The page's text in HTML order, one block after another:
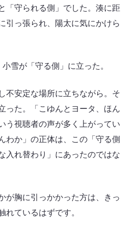
「守られる側」でした。湊に距
引っ張られ、陽太に気にかけら
雪が「守る側」に立った。
不安定な場所に立ちながら。そ
った。「こゆんとヨータ、ほん
う視聴者の声が多く上がってい
わか」の正体は、この「守る側
入れ替わり」にあったのではな
が胸に引っかかった方は、きっ
れているはずです。